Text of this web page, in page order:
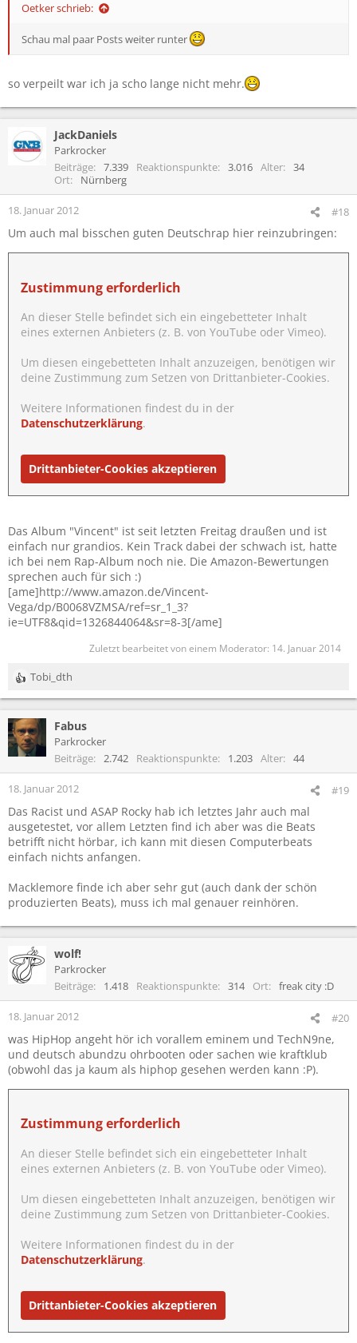
Oetker schrieb:
Schau mal paar Posts weiter runter
so verpeilt war ich ja scho lange nicht mehr.
JackDaniels
Parkrocker
Beiträge
7.339 Reaktionspunkte 3.016 Alter
34
Ort
Nürnberg
18. Januar 2012 #18
Um auch mal bisschen guten Deutschrap hier reinzubringen:
Zustimmung erforderlich
An dieser Stelle befindet sich ein eingebetteter Inhalt
eines externen Anbieters (z. B. von YouTube oder Vimeo).
Um diesen eingebetteten Inhalt anzuzeigen, benötigen wir
deine Zustimmung zum Setzen von Drittanbieter-Cookies.
Weitere Informationen findest du in der
Datenschutzerklärung.
Drittanbieter-Cookies akzeptieren
Das Album "Vincent" ist seit letzten Freitag draußen und ist
einfach nur grandios. Kein Track dabei der schwach ist, hatte
ich bei nem Rap-Album noch nie. Die Amazon-Bewertungen
sprechen auch für sich :)
[ame]http://www.amazon.de/Vincent-
Vega/dp/B0068VZMSA/ref=sr_1_3?
ie=UTF8&qid=1326844064&sr=8-3[/ame]
Zuletzt bearbeitet von einem Moderator: 14. Januar 2014
R
e
k
t
i
n
n
:
Tobi_dth
Fabus
Parkrocker
Beiträge
2.742 Reaktionspunkte 1.203 Alter 44
18. Januar 2012 #19
Das Racist und ASAP Rocky hab ich letztes Jahr auch mal
ausgetestet, vor allem Letzten find ich aber was die Beats
betrifft nicht hörbar, ich kann mit diesen Computerbeats
einfach nichts anfangen.
Macklemore finde ich aber sehr gut (auch dank der schön
produzierten Beats), muss ich mal genauer reinhören.
wolf!
Parkrocker
Beiträge
1.418 Reaktionspunkte 314 Ort freak city :D
18. Januar 2012 #20
was HipHop angeht hör ich vorallem eminem und TechN9ne,
und deutsch abundzu ohrbooten oder sachen wie kraftklub
(obwohl das ja kaum als hiphop gesehen werden kann :P).
Zustimmung erforderlich
An dieser Stelle befindet sich ein eingebetteter Inhalt
eines externen Anbieters (z. B. von YouTube oder Vimeo).
Um diesen eingebetteten Inhalt anzuzeigen, benötigen wir
deine Zustimmung zum Setzen von Drittanbieter-Cookies.
Weitere Informationen findest du in der
Datenschutzerklärung.
Drittanbieter-Cookies akzeptieren